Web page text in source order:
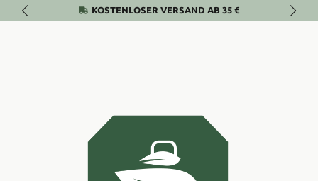
Zum Hauptinhalt springenKOSTENLOSER VERSAND AB 35 €